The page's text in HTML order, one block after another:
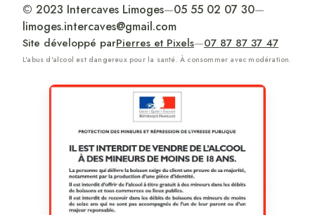
© 2023 Intercaves Limoges—05 55 02 07 30—
limoges.intercaves@gmail.com
Site développé parPierres et Pixels—07 87 87 37 47
L'abus d'alcool est dangereux pour la santé. À consommer avec modération.